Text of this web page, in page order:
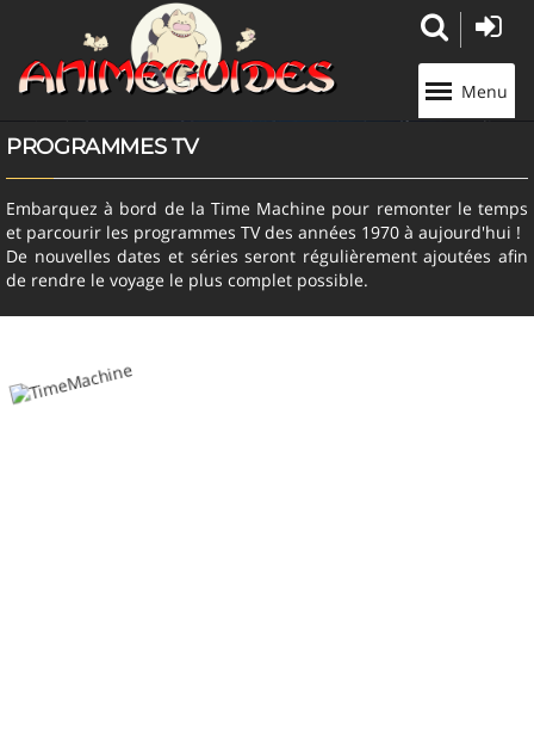
Menu
PROGRAMMES TV
Embarquez à bord de la Time Machine pour remonter le temps
et parcourir les programmes TV des années 1970 à aujourd'hui !
De nouvelles dates et séries seront régulièrement ajoutées afin
de rendre le voyage le plus complet possible.
Panneau de gestion des cookies